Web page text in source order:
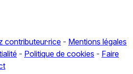
contributeur·rice - Mentions légales
- Politique de cookies - Faire